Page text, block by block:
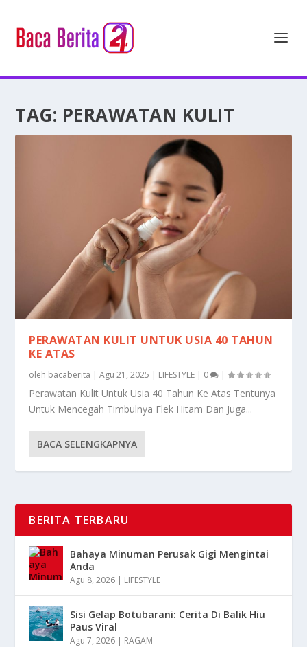
TAG: PERAWATAN KULIT
PERAWATAN KULIT UNTUK USIA 40 TAHUN
KE ATAS
oleh bacaberita |Agu 21, 2025 | LIFESTYLE | 0 |
Perawatan Kulit Untuk Usia 40 Tahun Ke Atas Tentunya
Untuk Mencegah Timbulnya Flek Hitam Dan Juga...
BACA SELENGKAPNYA
BERITA TERBARU
Bahaya Minuman Perusak Gigi Mengintai
Anda
Agu 8, 2026 | LIFESTYLE
Sisi Gelap Botubarani: Cerita Di Balik Hiu
Paus Viral
Agu 7, 2026 | RAGAM